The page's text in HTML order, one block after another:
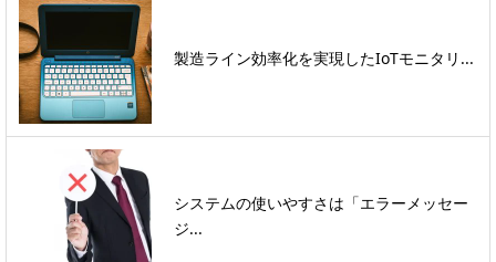
製造ライン効率化を実現したIoTモニタリ...
システムの使いやすさは「エラーメッセー
ジ...